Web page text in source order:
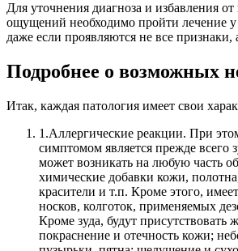
Для уточнения диагноза и избавления
ощущений необходимо пройти лечение у
даже если проявляются не все признаки,
Подробнее о возможных
Итак, каждая патология имеет свои
1.Аллергические реакции. При
симптомом является прежде всего
может возникать на любую часть
химические добавки кожи,
красители и т.п. Кроме этого,
носков, колготок, применяемых
Кроме зуда, будут
покраснение и отечность кожи;